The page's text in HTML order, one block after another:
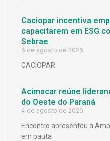
Caciopar incentiva
capacitarem em ESG
Sebrae
6 de agosto de 2026
CACIOPAR
Acimacar reúne
do Oeste do Paraná
4 de agosto de 2026
Encontro apresentou a
em pauta